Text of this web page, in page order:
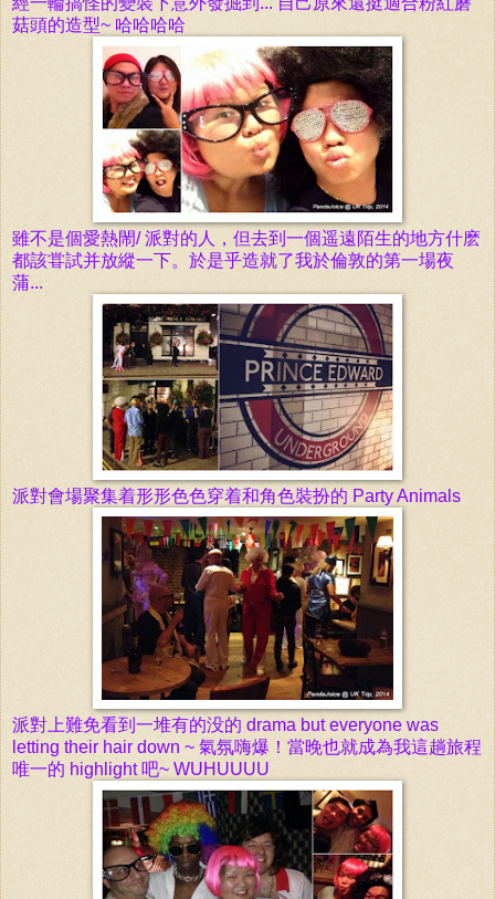
菇頭的造型~ 哈哈哈哈
雖不是個愛熱閙/ 派對的人，但去到一個遥遠陌生的地方什麽
都該甞試并放縱一下。於是乎造就了我於倫敦的第一場夜
蒲...
派對會場聚集着形形色色穿着和角色裝扮的 Party Animals
派對上難免看到一堆有的没的 drama but everyone was
letting their hair down ~ 氣氛嗨爆！當晚也就成為我這趟旅程
唯一的 highlight 吧~ WUHUUUU